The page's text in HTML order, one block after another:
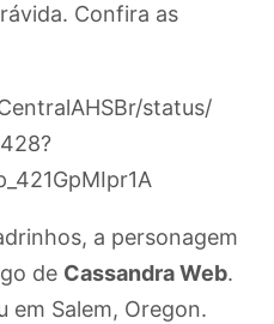
Confira as
status/
a personagem
de Cassandra Web.
em Salem, Oregon.